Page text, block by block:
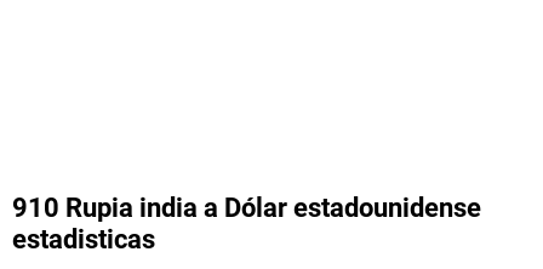
910 Rupia india a Dólar estadounidense
estadisticas